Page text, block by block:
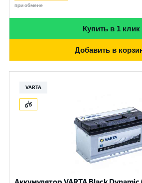
при обмене
Купить в 1 клик
Добавить в
VARTA